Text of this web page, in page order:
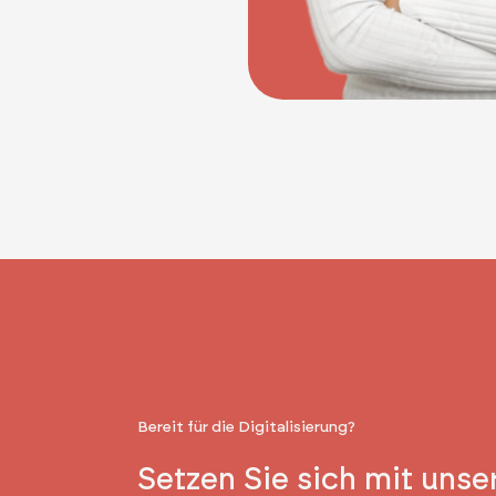
Bereit für die Digitalisierung?
Setzen Sie sich mit